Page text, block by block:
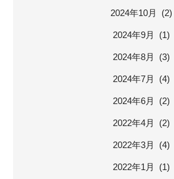
2024年10月 (2)
2024年9月 (1)
2024年8月 (3)
2024年7月 (4)
2024年6月 (2)
2022年4月 (2)
2022年3月 (4)
2022年1月 (1)